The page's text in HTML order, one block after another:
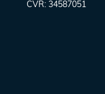
CVR: 34587051